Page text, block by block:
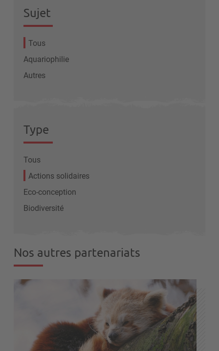
Sujet
Tous
Aquariophilie
Autres
Type
Tous
Actions solidaires
Eco-conception
Biodiversité
Nos autres partenariats